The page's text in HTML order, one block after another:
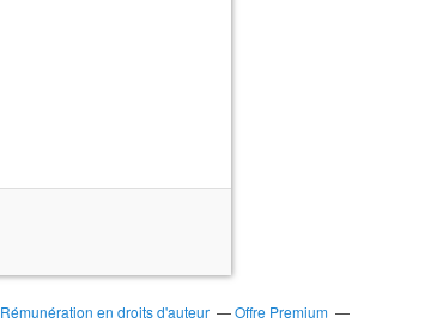
Rémunération en droits d'auteur
Offre Premium